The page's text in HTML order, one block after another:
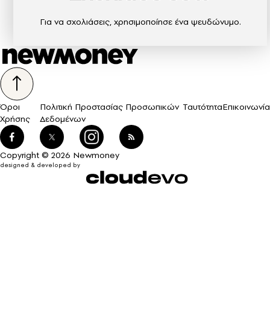
Για να σχολιάσεις, χρησιμοποίησε ένα ψευδώνυμο.
Όροι
Χρήσης
Πολιτική Προστασίας Προσωπικών
Δεδομένων
ΤαυτότηταΕπικοινωνία
Copyright © 2026 Newmoney
designed & developed by